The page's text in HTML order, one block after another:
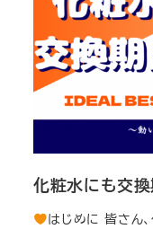
化粧水にも交
はじめに 皆さん